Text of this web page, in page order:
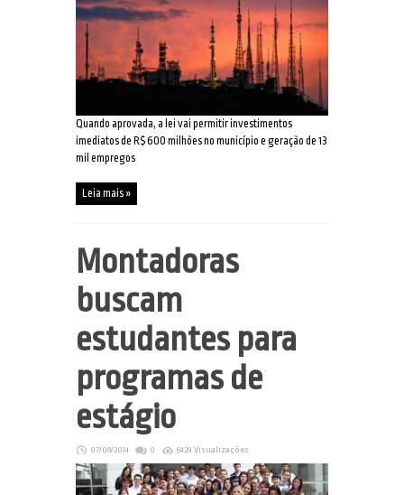
Quando aprovada, a lei vai permitir investimentos
imediatos de R$ 600 milhões no município e geração de 13
mil empregos
Leia mais »
Montadoras
buscam
estudantes para
programas de
estágio
07/08/2014 0 6429 Visualizações